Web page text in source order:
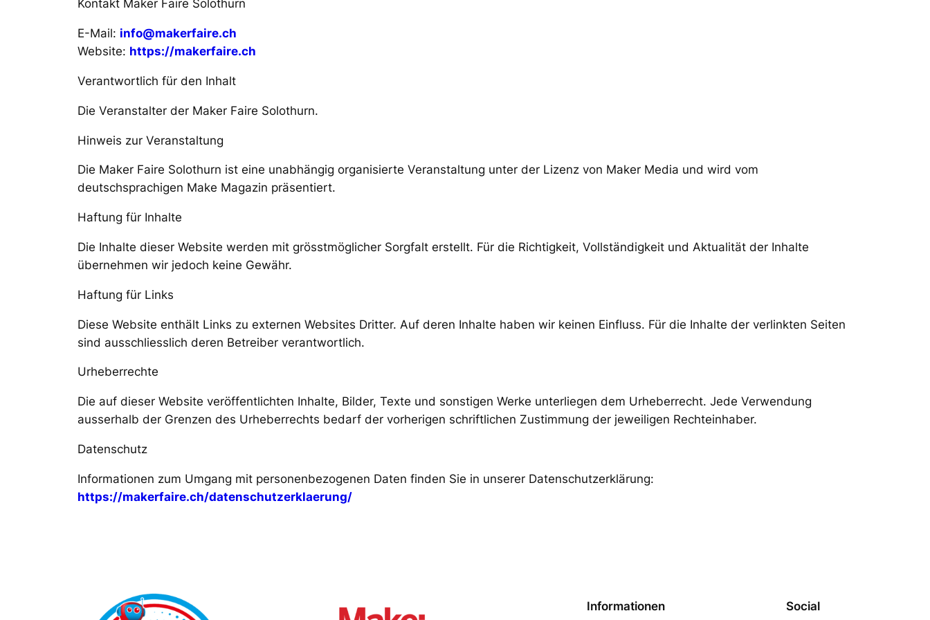
Kontakt Maker Faire Solothurn
E-Mail: info@makerfaire.ch
Website: https://makerfaire.ch
Verantwortlich für den Inhalt
Die Veranstalter der Maker Faire Solothurn.
Hinweis zur Veranstaltung
Die Maker Faire Solothurn ist eine unabhängig organisierte Veranstaltung unter der Lizenz von Maker Media und wird vom
deutschsprachigen Make Magazin präsentiert.
Haftung für Inhalte
Die Inhalte dieser Website werden mit grösstmöglicher Sorgfalt erstellt. Für die Richtigkeit, Vollständigkeit und Aktualität der Inhalte
übernehmen wir jedoch keine Gewähr.
Haftung für Links
Diese Website enthält Links zu externen Websites Dritter. Auf deren Inhalte haben wir keinen Einfluss. Für die Inhalte der verlinkten Seiten
sind ausschliesslich deren Betreiber verantwortlich.
Urheberrechte
Die auf dieser Website veröffentlichten Inhalte, Bilder, Texte und sonstigen Werke unterliegen dem Urheberrecht. Jede Verwendung
ausserhalb der Grenzen des Urheberrechts bedarf der vorherigen schriftlichen Zustimmung der jeweiligen Rechteinhaber.
Datenschutz
Informationen zum Umgang mit personenbezogenen Daten finden Sie in unserer Datenschutzerklärung:
https://makerfaire.ch/datenschutzerklaerung/
Informationen Social